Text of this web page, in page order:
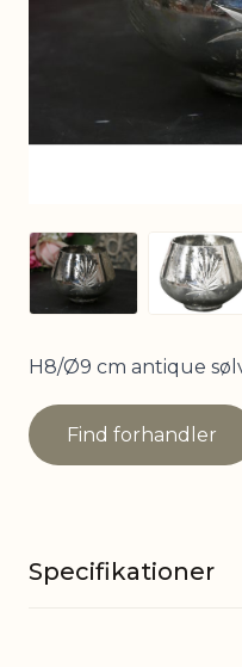
View larger image
H8/Ø9 cm antique
Find forhandler
Specifikationer